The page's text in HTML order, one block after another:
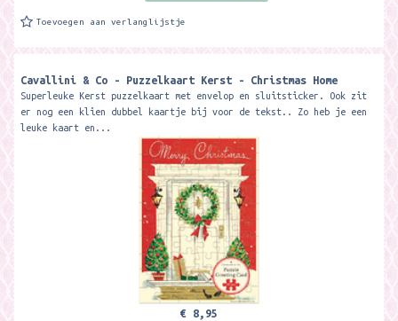
Toevoegen aan verlanglijstje
Cavallini & Co - Puzzelkaart Kerst - Christmas Home
Superleuke Kerst puzzelkaart met envelop en sluitsticker. Ook zit
er nog een klien dubbel kaartje bij voor de tekst.. Zo heb je een
leuke kaart en...
€ 8,95